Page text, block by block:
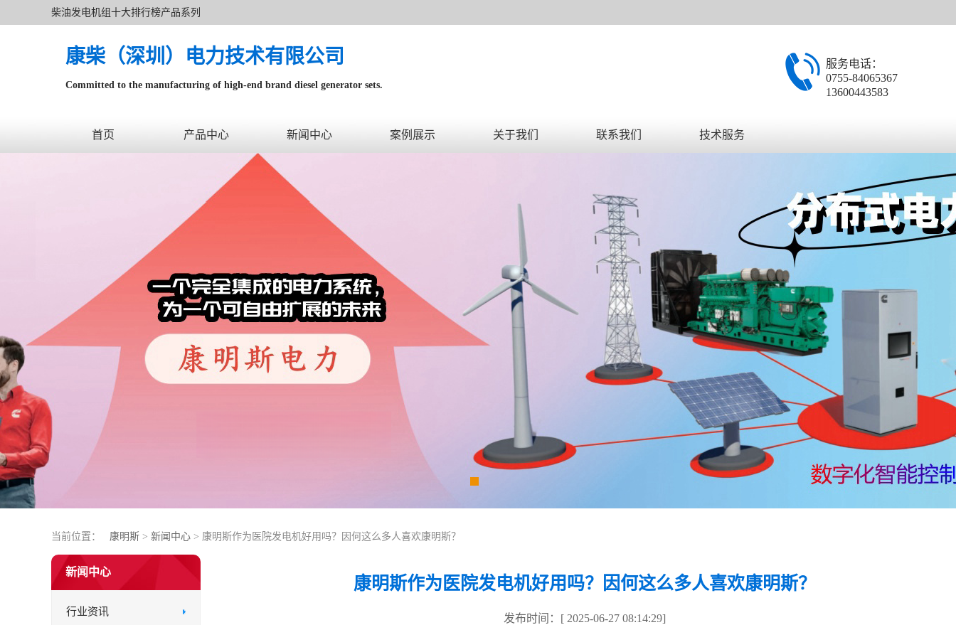
柴油发电机组十大排行榜产品系列
康柴（深圳）电力技术有限公司
Committed to the manufacturing of high-end brand diesel generator sets.
服务电话：
0755-84065367
13600443583
首页 产品中心 新闻中心 案例展示 关于我们 联系我们 技术服务
当前位置： 康明斯 > 新闻中心 > 康明斯作为医院发电机好用吗？因何这么多人喜欢康明斯？
康明斯作为医院发电机好用吗？因何这么多人喜欢康明斯？
发布时间：[ 2025-06-27 08:14:29]
新闻中心
行业资讯